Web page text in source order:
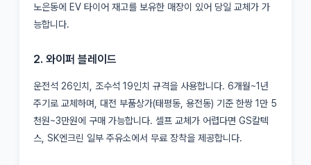
노은동에 EV 타이어 재고를 보유한 매장이 있어 당일 교체가 가
능합니다.
2. 와이퍼 블레이드
운전석 26인치, 조수석 19인치 규격을 사용합니다. 6개월~1년
주기로 교체하며, 대전 부품상가(태평동, 용전동) 기준 한쌍 1만 5
천원~3만원에 구매 가능합니다. 셀프 교체가 어렵다면 GS칼텍
스, SK엔크린 일부 주유소에서 무료 장착을 제공합니다.